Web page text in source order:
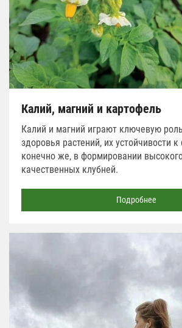
Калий, магний и картофель
Калий и магний играют ключевую
здоровья растений, их устойчивости к
конечно же, в формировании
качественных клубней.
Подробнее